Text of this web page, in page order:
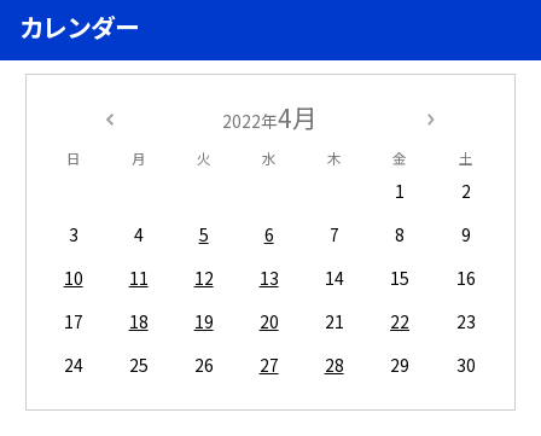
カレンダー
2022年4月
日 月 火 水 木 金 土
1
2
3
4 5 6 7 8
9
10
11 12 13 14 15
16
17
18 19 20 21 22
23
24
25 26 27 28 29 30